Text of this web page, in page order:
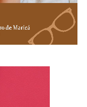
do
para todos os
legislação, é